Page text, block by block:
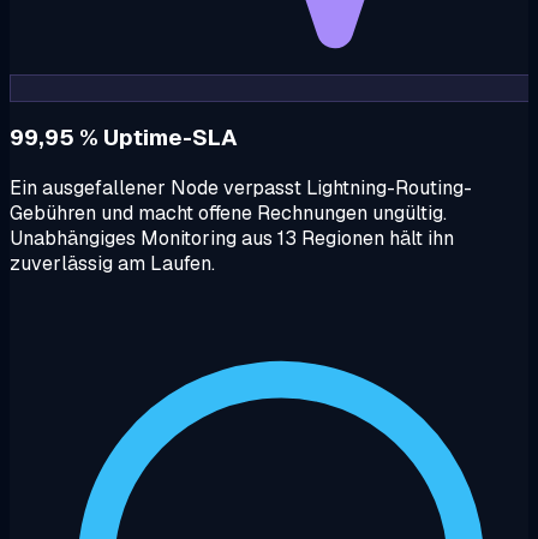
99,95 % Uptime-SLA
Ein ausgefallener Node verpasst Lightning-Routing-
Gebühren und macht offene Rechnungen ungültig.
Unabhängiges Monitoring aus 13 Regionen hält ihn
zuverlässig am Laufen.